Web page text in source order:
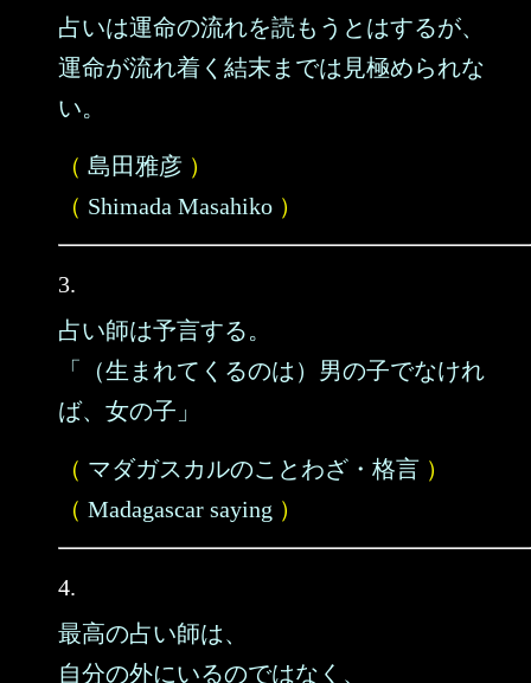
占いは運命の流れを読もうとはするが、
運命が流れ着く結末までは見極められな
い。
（ 島田雅彦 ）
（ Shimada Masahiko ）
3.
占い師は予言する。
「（生まれてくるのは）男の子でなけれ
ば、女の子」
（ マダガスカルのことわざ・格言 ）
（ Madagascar saying ）
4.
最高の占い師は、
自分の外にいるのではなく、